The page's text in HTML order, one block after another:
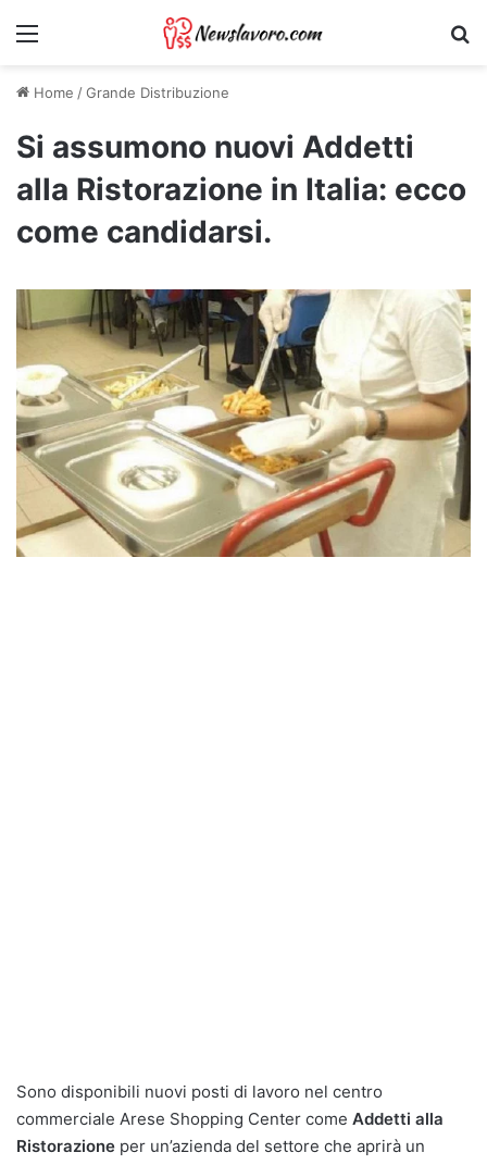
Menu
Home /Grande Distribuzione
Si assumono nuovi Addetti
alla Ristorazione in Italia: ecco
come candidarsi.
Sono disponibili nuovi posti di lavoro nel centro
commerciale Arese Shopping Center come Addetti alla
Ristorazione per un’azienda del settore che aprirà un